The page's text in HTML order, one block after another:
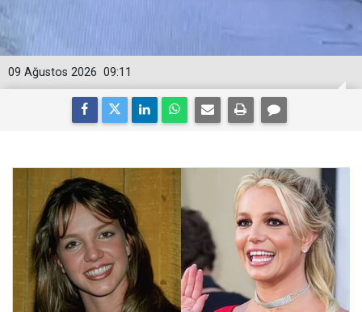
09:11
09 Ağustos 2026